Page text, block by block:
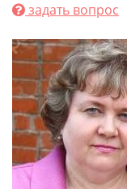
задать вопрос